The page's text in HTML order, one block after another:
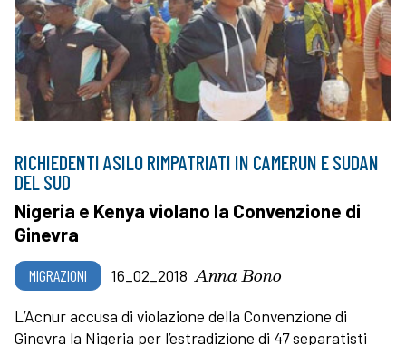
RICHIEDENTI ASILO RIMPATRIATI IN CAMERUN E SUDAN
DEL SUD
Nigeria e Kenya violano la Convenzione di
Ginevra
MIGRAZIONI 16_02_2018 Anna Bono
L’Acnur accusa di violazione della Convenzione di
Ginevra la Nigeria per l’estradizione di 47 separatisti